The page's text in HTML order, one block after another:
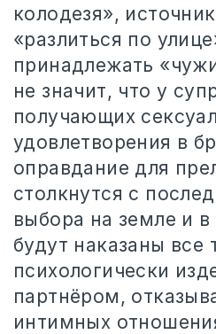
колодезя»,
«разлиться по
принадлежать
не значит, что у
получающих
удовлетворения в
оправдание для
столкнутся с
выбора на земле и
будут наказаны все
психологически
партнёром,
интимных